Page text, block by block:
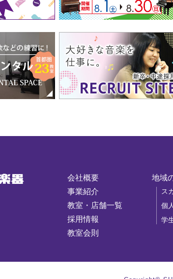
会社概要
事業紹介
教室・店舗一覧
採用情報
教室会則
地域
ス
個
学